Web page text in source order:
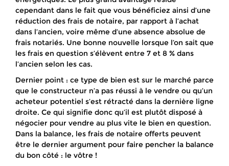
cependant dans le fait que vous bénéficiez ainsi d’une
réduction des frais de notaire, par rapport à l’achat
dans l’ancien, voire même d’une absence absolue de
frais notariés. Une bonne nouvelle lorsque l’on sait que
les frais en question s’élèvent entre 7 et 8 % dans
l’ancien selon les cas.
Dernier point : ce type de bien est sur le marché parce
que le constructeur n’a pas réussi à le vendre ou qu’un
acheteur potentiel s’est rétracté dans la dernière ligne
droite. Ce qui signifie donc qu’il est plutôt disposé à
négocier pour vendre au plus vite le bien en question.
Dans la balance, les frais de notaire offerts peuvent
être le dernier argument pour faire pencher la balance
du bon côté : le vôtre !